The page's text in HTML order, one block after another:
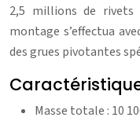
2,5 millions de
montage s’effectua
des grues pivotantes
Masse totale : 10